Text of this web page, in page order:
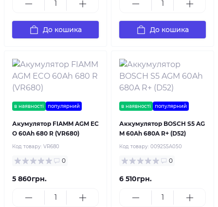
До кошика До кошика
в наявності популярний
Акумулятор FIAMM AGM EC
O 60Ah 680 R (VR680)
Код товару: VR680
0
5 860грн.
в наявності популярний
Аккумулятор BOSCH S5 AG
M 60Ah 680A R+ (D52)
Код товару: 0092S5A050
0
6 510грн.